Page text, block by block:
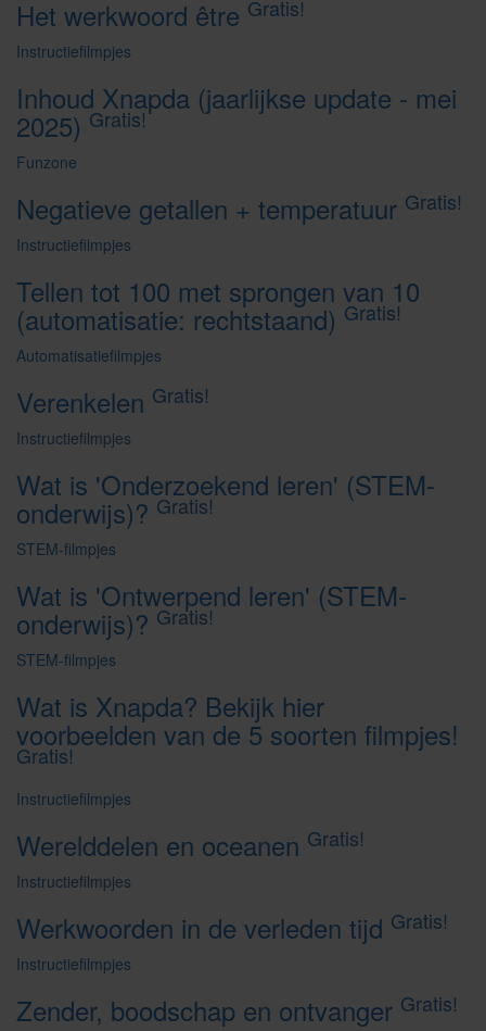
Het werkwoord être Gratis!
Instructiefilmpjes
Inhoud Xnapda (jaarlijkse update - mei
2025) Gratis!
Funzone
Negatieve getallen + temperatuur Gratis!
Instructiefilmpjes
Tellen tot 100 met sprongen van 10
(automatisatie: rechtstaand) Gratis!
Automatisatiefilmpjes
Verenkelen Gratis!
Instructiefilmpjes
Wat is 'Onderzoekend leren' (STEM-
onderwijs)? Gratis!
STEM-filmpjes
Wat is 'Ontwerpend leren' (STEM-
onderwijs)? Gratis!
STEM-filmpjes
Wat is Xnapda? Bekijk hier
voorbeelden van de 5 soorten filmpjes!
Gratis!
Instructiefilmpjes
Werelddelen en oceanen Gratis!
Instructiefilmpjes
Werkwoorden in de verleden tijd Gratis!
Instructiefilmpjes
Zender, boodschap en ontvanger Gratis!